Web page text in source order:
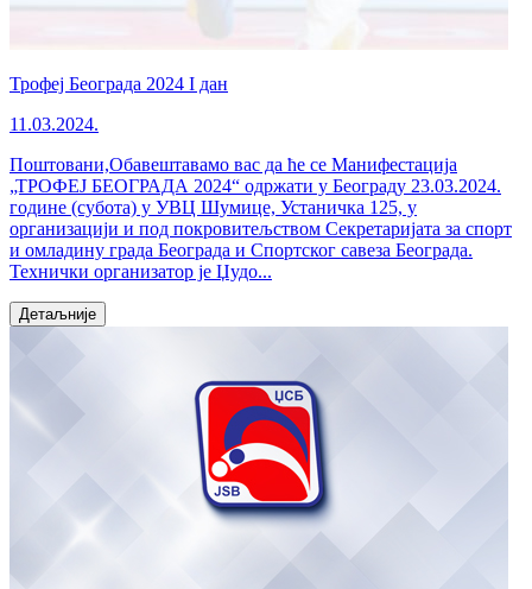
Трофеј Београда 2024 I дан
11.03.2024.
Поштовани,Обавештавамо вас да ће се Манифестација
„ТРОФЕЈ БЕОГРАДА 2024“ одржати у Београду 23.03.2024.
године (субота) у УВЦ Шумице, Устаничка 125, у
организацији и под покровитељством Секретаријата за спорт
и омладину града Београда и Спортског савеза Београда.
Технички организатор је Џудо...
Детаљније